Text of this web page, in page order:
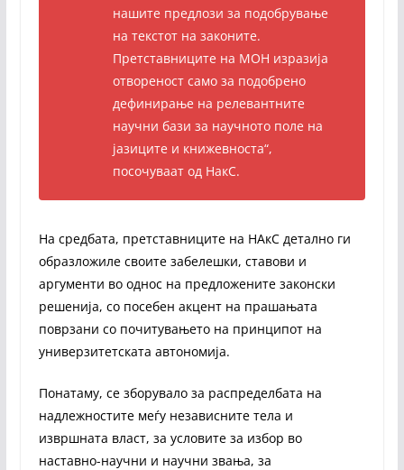
нашите предлози за подобрување
на текстот на законите.
Претставниците на МОН изразија
отвореност само за подобрено
дефинирање на релевантните
научни бази за научното поле на
јазиците и книжевноста“,
посочуваат од НакС.
На средбата, претставниците на НАкС детално ги
образложиле своите забелешки, ставови и
аргументи во однос на предложените законски
решенија, со посебен акцент на прашањата
поврзани со почитувањето на принципот на
универзитетската автономија.
Понатаму, се зборувало за распределбата на
надлежностите меѓу независните тела и
извршната власт, за условите за избор во
наставно-научни и научни звања, за